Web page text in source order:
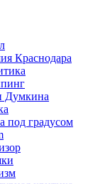
Краснодара
Думкина
под градусом